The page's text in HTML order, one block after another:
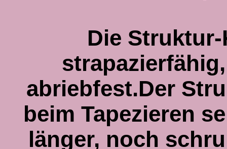
Die
abriebfest.Der
beim Tapezieren
länger, noch